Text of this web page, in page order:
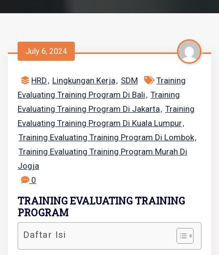
July 6, 2024
HRD, Lingkungan Kerja, SDM
Training
Evaluating Training Program Di Bali, Training
Evaluating Training Program Di Jakarta, Training
Evaluating Training Program Di Kuala Lumpur,
Training Evaluating Training Program Di Lombok,
Training Evaluating Training Program Murah Di
Jogja
0
TRAINING EVALUATING TRAINING
PROGRAM
Daftar Isi